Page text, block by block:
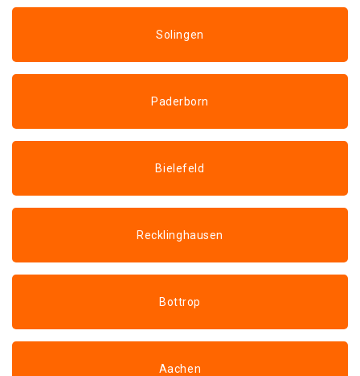
Solingen
Paderborn
Bielefeld
Recklinghausen
Bottrop
Aachen